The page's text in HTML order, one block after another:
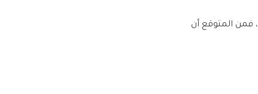
المتوقع أن